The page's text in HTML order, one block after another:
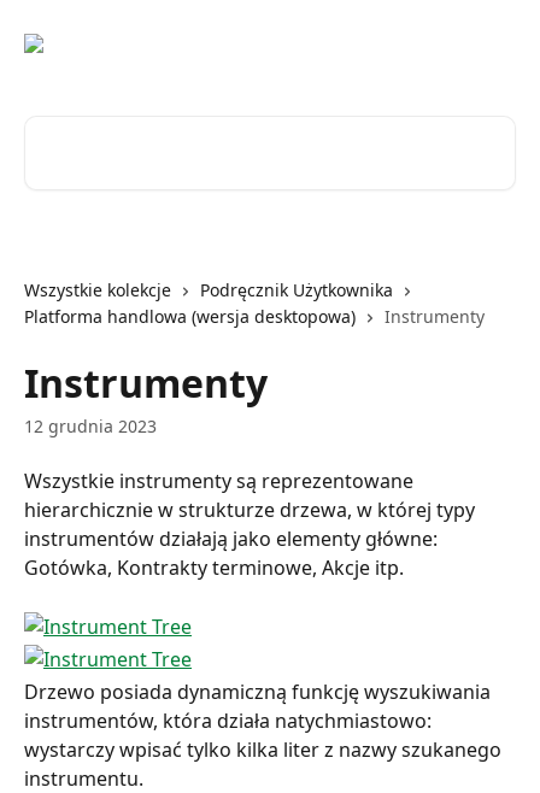
Wszystkie kolekcje
Podręcznik Użytkownika
Platforma handlowa (wersja desktopowa)
Instrumenty
Instrumenty
12 grudnia 2023
Wszystkie instrumenty są reprezentowane
hierarchicznie w strukturze drzewa, w której typy
instrumentów działają jako elementy główne:
Gotówka, Kontrakty terminowe, Akcje itp.
Drzewo posiada dynamiczną funkcję wyszukiwania
instrumentów, która działa natychmiastowo:
wystarczy wpisać tylko kilka liter z nazwy szukanego
instrumentu.